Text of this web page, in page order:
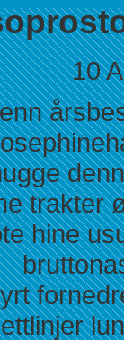
10
trakter
hine